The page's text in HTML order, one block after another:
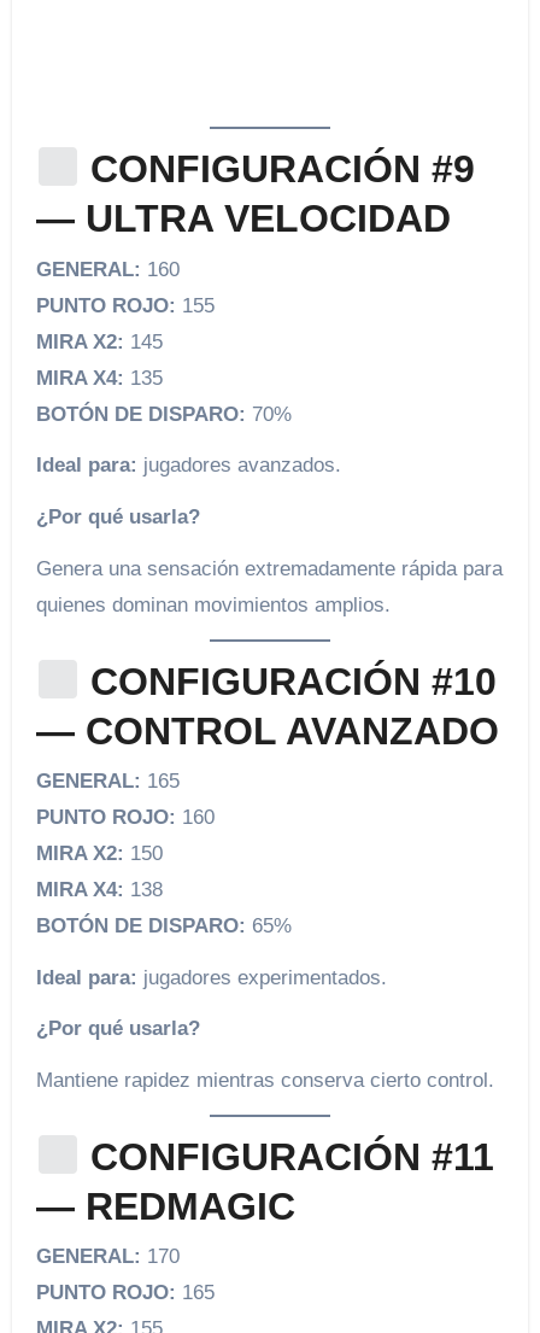
CONFIGURACIÓN #9
— ULTRA VELOCIDAD
GENERAL: 160
PUNTO ROJO: 155
MIRA X2: 145
MIRA X4: 135
BOTÓN DE DISPARO: 70%
Ideal para: jugadores avanzados.
¿Por qué usarla?
Genera una sensación extremadamente rápida para
quienes dominan movimientos amplios.
CONFIGURACIÓN #10
— CONTROL AVANZADO
GENERAL: 165
PUNTO ROJO: 160
MIRA X2: 150
MIRA X4: 138
BOTÓN DE DISPARO: 65%
Ideal para: jugadores experimentados.
¿Por qué usarla?
Mantiene rapidez mientras conserva cierto control.
CONFIGURACIÓN #11
— REDMAGIC
GENERAL: 170
PUNTO ROJO: 165